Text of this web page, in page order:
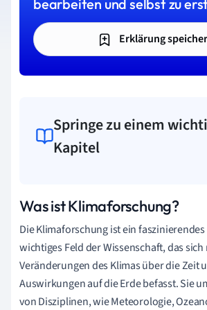
bearbeiten und selbst zu
Erklärung
Springe zu einem
Kapitel
Was ist Klimaforschung?
Die Klimaforschung ist ein
wichtiges Feld der Wissenschaft, das sich
Veränderungen des Klimas über die Zeit
Auswirkungen auf die Erde befasst. Sie
von Disziplinen, wie Meteorologie,